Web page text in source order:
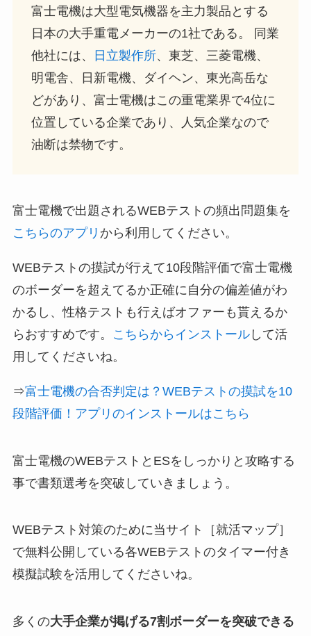
富士電機は大型電気機器を主力製品とする
日本の大手重電メーカーの1社である。 同業
他社には、
日立製作所、東芝、三菱電機、
明電舎、日新電機、ダイヘン、東光高岳な
どがあり、富士電機はこの重電業界で4位に
位置している企業であり、人気企業なので
油断は禁物です。
富士電機で出題されるWEBテストの頻出問題集を
こちらのアプリ から利用してください。
WEBテストの摸試が行えて10段階評価で富士電機
のボーダーを超えてるか正確に自分の偏差値がわ
かるし、性格テストも行えばオファーも貰えるか
らおすすめです。
こちらからインストールして活
用してくださいね。
⇒富士電機の合否判定は？WEBテストの摸試を10
段階評価！アプリのインストールはこちら
富士電機のWEBテストとESをしっかりと攻略する
事で書類選考を突破していきましょう。
WEBテスト対策のために当サイト［就活マップ］
で無料公開している各WEBテストのタイマー付き
模擬試験を活用してくださいね。
多くの大手企業が掲げる7割ボーダーを突破できる